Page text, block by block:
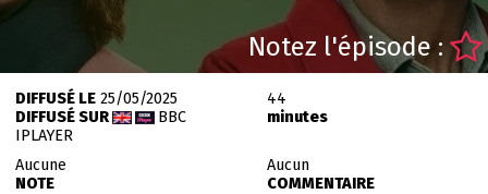
Notez l'épisode :
DIFFUSÉ LE25/05/2025
DIFFUSÉ SUR
BBC
IPLAYER
44
minutes
Aucune
NOTE
Aucun
COMMENTAIRE